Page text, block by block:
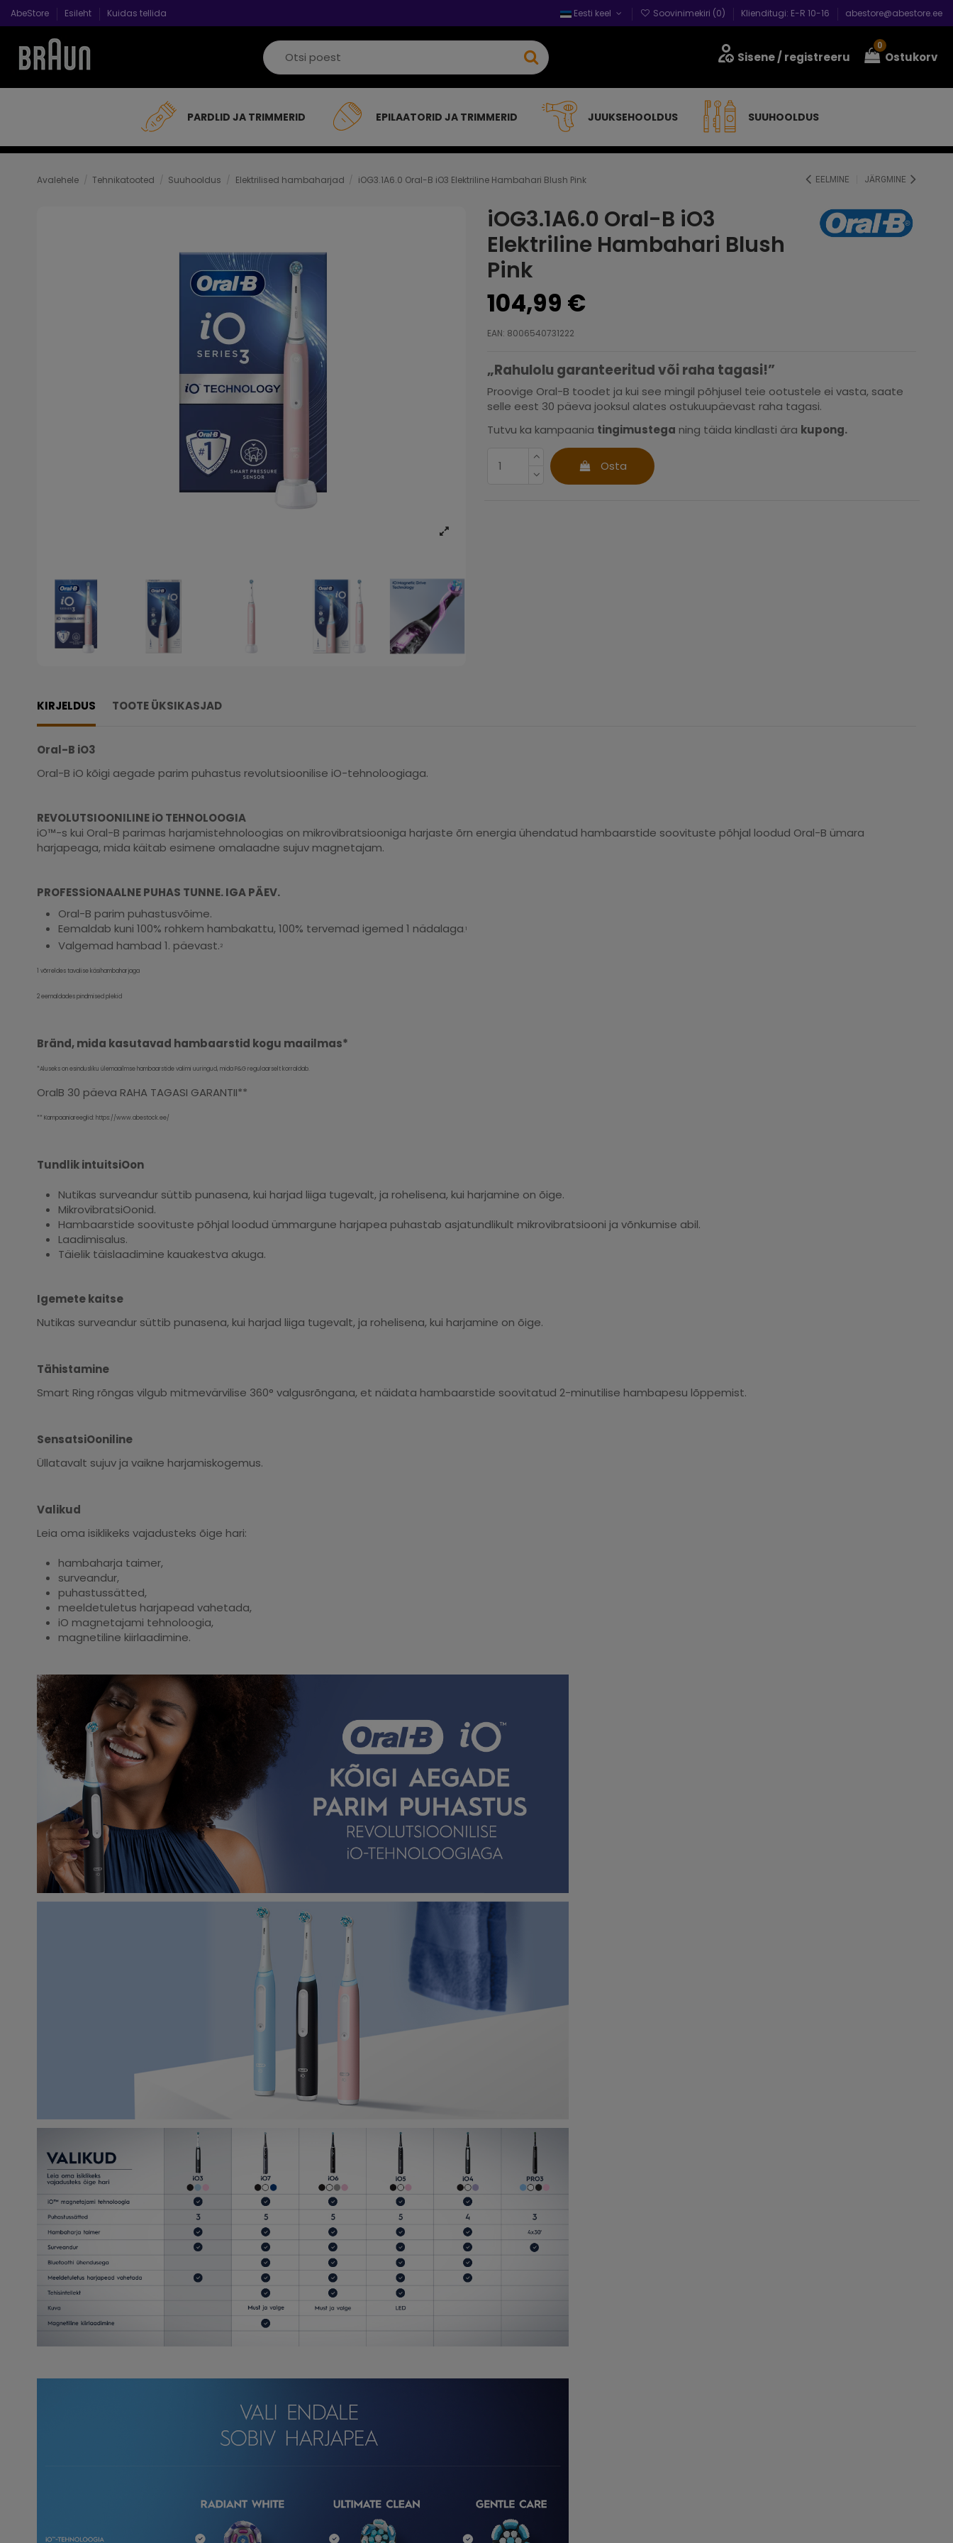
AbeStore Esileht Kuidas tellida Eesti keel Soovinimekiri (0) Klienditugi: E-R 10-16 abestore@abestore.ee
Sisene/ registreeru
0
Ostukorv
PARDLID JA TRIMMERID EPILAATORID JA TRIMMERID JUUKSEHOOLDUS SUUHOOLDUS
Avalehele Tehnikatooted Suuhooldus Elektrilised hambaharjad iOG3.1A6.0 Oral-B iO3 Elektriline Hambahari Blush Pink EELMINE JÄRGMINE
iOG3.1A6.0 Oral-B iO3
Elektriline Hambahari Blush
Pink
104,99 €
EAN: 8006540731222
„Rahulolu garanteeritud või raha tagasi!”
Proovige Oral-B toodet ja kui see mingil põhjusel teie ootustele ei vasta, saate
selle eest 30 päeva jooksul alates ostukuupäevast raha tagasi.
Tutvu ka kampaania tingimustega ning täida kindlasti ära kupong.
Osta
KIRJELDUS TOOTE ÜKSIKASJAD
Oral-B iO3
Oral-B iO kõigi aegade parim puhastus revolutsioonilise iO-tehnoloogiaga.
REVOLUTSIOONILINE iO TEHNOLOOGIA
iO™-s kui Oral-B parimas harjamistehnoloogias on mikrovibratsiooniga harjaste õrn energia ühendatud hambaarstide soovituste põhjal loodud Oral-B ümara
harjapeaga, mida käitab esimene omalaadne sujuv magnetajam.
PROFESSiONAALNE PUHAS TUNNE. IGA PÄEV.
Oral-B parim puhastusvõime.
Eemaldab kuni 100% rohkem hambakattu, 100% tervemad igemed 1 nädalaga. 1
Valgemad hambad 1. päevast. 2
1 võrreldes tavalise käsihambaharjaga
2 eemaldades pindmised plekid
Bränd, mida kasutavad hambaarstid kogu maailmas*
*Aluseks on esindusliku ülemaailmse hambaarstide valimi uuringud, mida P&G regulaarselt korraldab.
OralB 30 päeva RAHA TAGASI GARANTII**
** Kampaaniareeglid: https://www.abestock.ee/
Tundlik intuitsiOon
Nutikas surveandur süttib punasena, kui harjad liiga tugevalt, ja rohelisena, kui harjamine on õige.
MikrovibratsiOonid.
Hambaarstide soovituste põhjal loodud ümmargune harjapea puhastab asjatundlikult mikrovibratsiooni ja võnkumise abil.
Laadimisalus.
Täielik täislaadimine kauakestva akuga.
Igemete kaitse
Nutikas surveandur süttib punasena, kui harjad liiga tugevalt, ja rohelisena, kui harjamine on õige.
Tähistamine
Smart Ring rõngas vilgub mitmevärvilise 360° valgusrõngana, et näidata hambaarstide soovitatud 2-minutilise hambapesu lõppemist.
SensatsiOoniline
Üllatavalt sujuv ja vaikne harjamiskogemus.
Valikud
Leia oma isiklikeks vajadusteks õige hari:
hambaharja taimer,
surveandur,
puhastussätted,
meeldetuletus harjapead vahetada,
iO magnetajami tehnoloogia,
magnetiline kiirlaadimine.